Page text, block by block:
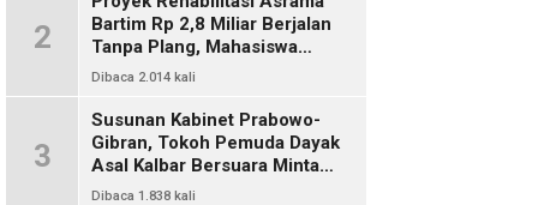
2
Bartim Rp 2,8 Miliar Berjalan
Tanpa Plang, Mahasiswa
Pertanyakan Transparansi
Dibaca 2.014 kali
3
Susunan Kabinet Prabowo-
Gibran, Tokoh Pemuda Dayak
Asal Kalbar Bersuara Minta
Harus Ada Representasi Dari
Dibaca 1.838 kali